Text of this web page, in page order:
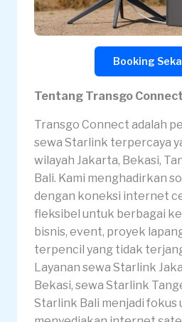
Booking
Tentang Transgo Connect
Transgo Connect adalah
sewa Starlink terpercaya
wilayah Jakarta, Bekasi,
Bali. Kami menghadirkan
dengan koneksi internet
fleksibel untuk berbagai
bisnis, event, proyek
terpencil yang tidak
Layanan sewa Starlink
Bekasi, sewa Starlink
Starlink Bali menjadi fokus